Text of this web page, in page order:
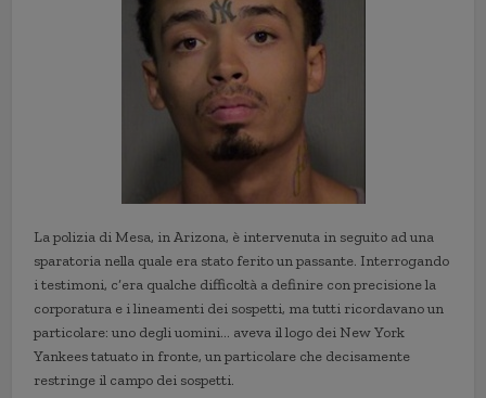
La polizia di Mesa, in Arizona, è intervenuta in seguito ad una
sparatoria nella quale era stato ferito un passante. Interrogando
i testimoni, c’era qualche difficoltà a definire con precisione la
corporatura e i lineamenti dei sospetti, ma tutti ricordavano un
particolare: uno degli uomini… aveva il logo dei New York
Yankees tatuato in fronte, un particolare che decisamente
restringe il campo dei sospetti.